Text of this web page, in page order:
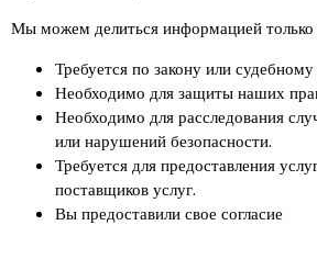
Мы можем делиться информацией только
Требуется по закону или
Необходимо для защиты наших
Необходимо для расследования
или нарушений безопасности.
Требуется для предоставления
поставщиков услуг.
Вы предоставили свое согласие